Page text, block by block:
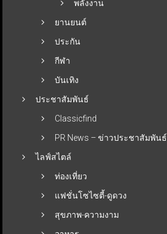
พลังงาน
ยานยนต์
ประกัน
กีฬา
บันเทิง
ประชาสัมพันธ์
Classicfind
PR News – ข่าวประชาสัมพันธ์
ไลฟ์สไตล์
ท่องเที่ยว
แฟชั่นโซไซตี้-ดูดวง
สุขภาพ-ความงาม